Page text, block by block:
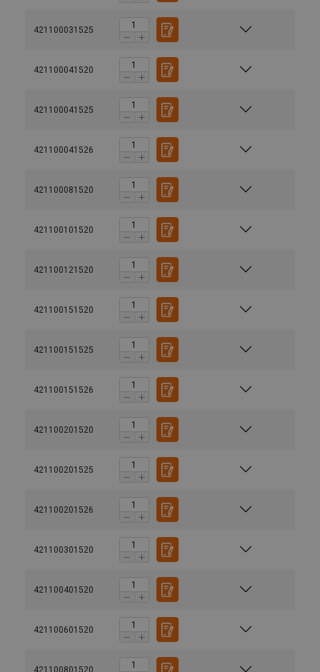
421100031525
421100041520
421100041525
421100041526
421100081520
421100101520
421100121520
421100151520
421100151525
421100151526
421100201520
421100201525
421100201526
421100301520
421100401520
421100601520
421100801520
Darba temperatūra :
Drošības koeficients: